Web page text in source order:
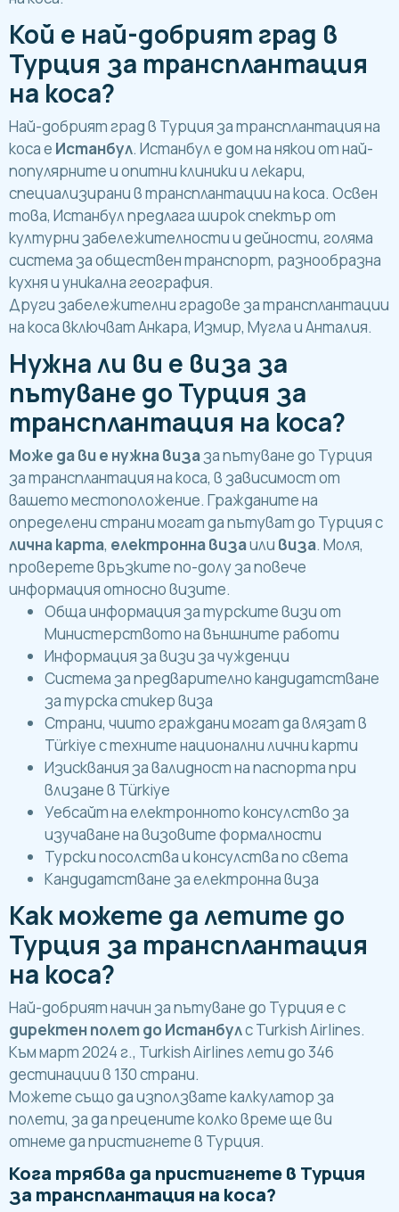
Кой е най-добрият град в
Турция за трансплантация
на коса?
Най-добрият град в Турция за трансплантация на
коса е Истанбул. Истанбул е дом на някои от най-
популярните и опитни клиники и лекари,
специализирани в трансплантации на коса. Освен
това, Истанбул предлага широк спектър от
културни забележителности и дейности, голяма
система за обществен транспорт, разнообразна
кухня и уникална география.
Други забележителни градове за трансплантации
на коса включват Анкара, Измир, Мугла и Анталия.
Нужна ли ви е виза за
пътуване до Турция за
трансплантация на коса?
Може да ви е нужна визаза пътуване до Турция
за трансплантация на коса, в зависимост от
вашето местоположение. Гражданите на
определени страни могат да пътуват до Турция с
лична карта, електронна визаили виза. Моля,
проверете връзките по-долу за повече
информация относно визите.
Обща информация за турските визи от
Министерството на външните работи
Информация за визи за чужденци
Система за предварително кандидатстване
за турска стикер виза
Страни, чиито граждани могат да влязат в
Türkiye с техните национални лични карти
Изисквания за валидност на паспорта при
влизане в Türkiye
Уебсайт на електронното консулство за
изучаване на визовите формалности
Турски посолства и консулства по света
Кандидатстване за електронна виза
Как можете да летите до
Турция за трансплантация
на коса?
Най-добрият начин за пътуване до Турция е с
директен полет до Истанбулс Turkish Airlines.
Към март 2024 г., Turkish Airlines лети до 346
дестинации в 130 страни.
Можете също да използвате калкулатор за
полети, за да прецените колко време ще ви
отнеме да пристигнете в Турция.
Кога трябва да пристигнете в Турция
за трансплантация на коса?